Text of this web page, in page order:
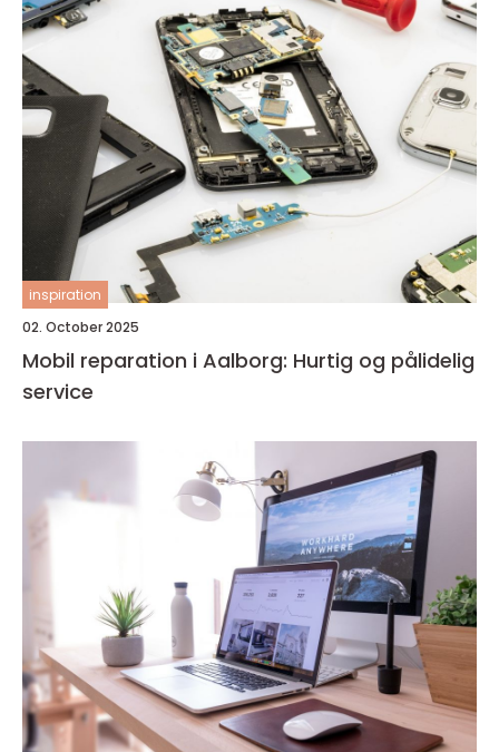
inspiration
02. October 2025
Mobil reparation i Aalborg: Hurtig og pålidelig
service